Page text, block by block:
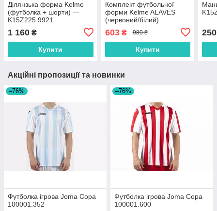
Ділянзька форма Kelme
(футболка + шорти) —
K15Z225.9921
1 160 ₴
Купити
Комплект футбольної
форми Kelme ALAVES
(червоний/білий)
603₴ 980 ₴
Купити
250
Акційні пропозиції та новинки
–76%
Футболка ігрова Joma Copa
100001.352
–76%
Футболка ігрова Joma Copa
100001.600